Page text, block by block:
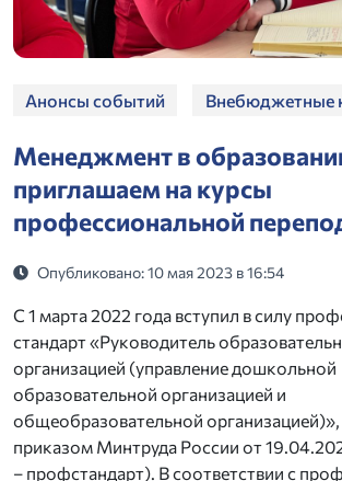
Анонсы событий Внебюджетные
Менеджмент в
приглашаем на курсы
профессиональной
Опубликовано: 10 мая 2023 в 16:54
С 1 марта 2022 года вступил в силу
стандарт «Руководитель
организацией (управление дошкольной
образовательной организацией и
общеобразовательной
приказом Минтруда России от
– профстандарт). В соответствии с